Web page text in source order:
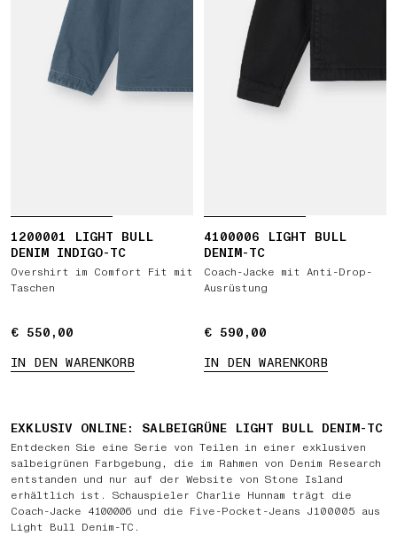
1200001 LIGHT BULL
DENIM INDIGO-TC
Overshirt im Comfort Fit mit
Taschen
€ 550,00
€ 550,00
IN DEN WARENKORB
4100006 LIGHT BULL
DENIM-TC
Coach-Jacke mit Anti-Drop-
Ausrüstung
€ 590,00
€ 590,00
IN DEN WARENKORB
VERFÜGBARE PRODUKTE
EXKLUSIV ONLINE: SALBEIGRÜNE LIGHT BULL DENIM-TC
Entdecken Sie eine Serie von Teilen in einer exklusiven
salbeigrünen Farbgebung, die im Rahmen von Denim Research
entstanden und nur auf der Website von Stone Island
erhältlich ist. Schauspieler Charlie Hunnam trägt die
Coach-Jacke 4100006 und die Five-Pocket-Jeans J100005 aus
Light Bull Denim-TC.